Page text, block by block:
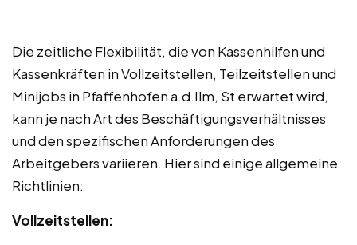
Die zeitliche Flexibilität, die von Kassenhilfen und
Kassenkräften in Vollzeitstellen, Teilzeitstellen und
Minijobs in Pfaffenhofen a.d.Ilm, St erwartet wird,
kann je nach Art des Beschäftigungsverhältnisses
und den spezifischen Anforderungen des
Arbeitgebers variieren. Hier sind einige allgemeine
Richtlinien:
Vollzeitstellen: